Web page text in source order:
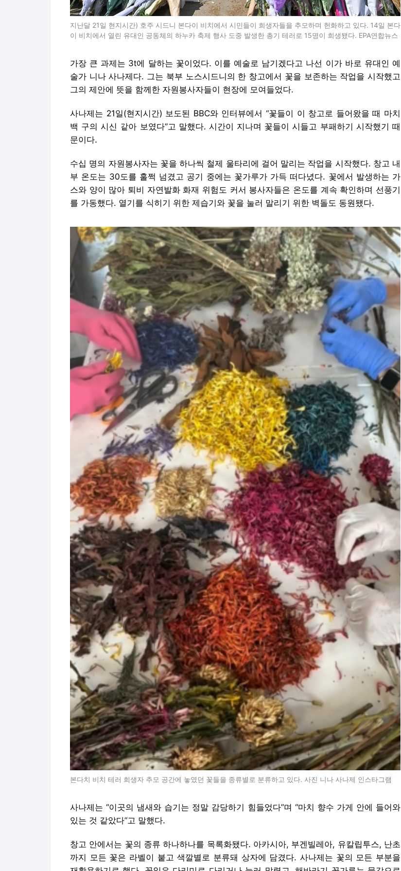
지난달 21일 현지시간) 호주 시드니 본다이 비치에서 시민들이 희생자들을 추모하며 헌화하고 있다. 14일 본다
이 비치에서 열린 유대인 공동체의 하누카 축제 행사 도중 발생한 총기 테러로 15명이 희생됐다. EPA연합뉴스
가장 큰 과제는 3t에 달하는 꽃이었다. 이를 예술로 남기겠다고 나선 이가 바로 유대인 예
술가 니나 사나제다. 그는 북부 노스시드니의 한 창고에서 꽃을 보존하는 작업을 시작했고
그의 제안에 뜻을 함께한 자원봉사자들이 현장에 모여들었다.
사나제는 21일(현지시간) 보도된 BBC와 인터뷰에서 “꽃들이 이 창고로 들어왔을 때 마치
백 구의 시신 같아 보였다”고 말했다. 시간이 지나며 꽃들이 시들고 부패하기 시작했기 때
문이다.
수십 명의 자원봉사자는 꽃을 하나씩 철제 울타리에 걸어 말리는 작업을 시작했다. 창고 내
부 온도는 30도를 훌쩍 넘겼고 공기 중에는 꽃가루가 가득 떠다녔다. 꽃에서 발생하는 가
스와 양이 많아 퇴비 자연발화 화재 위험도 커서 봉사자들은 온도를 계속 확인하며 선풍기
를 가동했다. 열기를 식히기 위한 제습기와 꽃을 눌러 말리기 위한 벽돌도 동원됐다.
본다치 비치 테러 희생자 추모 공간에 놓였던 꽃들을 종류별로 분류하고 있다. 사진 니나 사나제 인스타그램
사나제는 “이곳의 냄새와 습기는 정말 감당하기 힘들었다”며 “마치 향수 가게 안에 들어와
있는 것 같았다”고 말했다.
창고 안에서는 꽃의 종류 하나하나를 목록화됐다. 아카시아, 부겐빌레아, 유칼립투스, 난초
까지 모든 꽃은 라벨이 붙고 색깔별로 분류돼 상자에 담겼다. 사나제는 꽃의 모든 부분을